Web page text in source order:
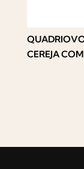
CEREJA